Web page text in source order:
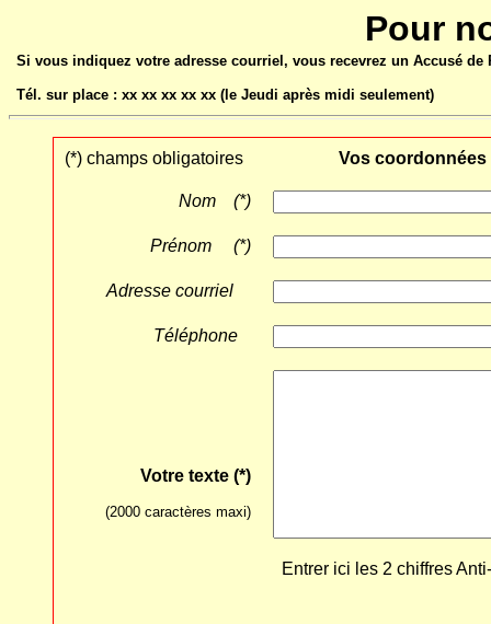
Pour
Si vous indiquez votre adresse courriel, vous recevrez un Accusé
Tél. sur place : xx xx xx xx xx (le Jeudi après midi seulement)
(*) champs obligatoires Vos coordonnées
Nom (*)
Prénom (*)
Adresse courriel
Téléphone
Votre texte (*)
(2000 caractères maxi)
Entrer ici les 2 chiffres